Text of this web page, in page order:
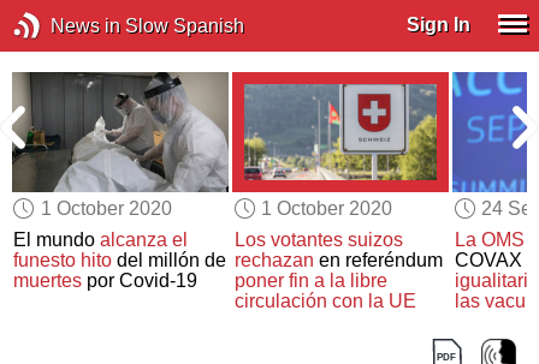
News in Slow Spanish Sign In
1 October 2020
El mundoalcanza el
funesto hito del millón de
muertes por Covid-19
1 October 2020
Los votantes suizos
rechazan en referéndum
poner fin a la libre
circulación con la UE
24
La OMS
COVAX
igualitario
las